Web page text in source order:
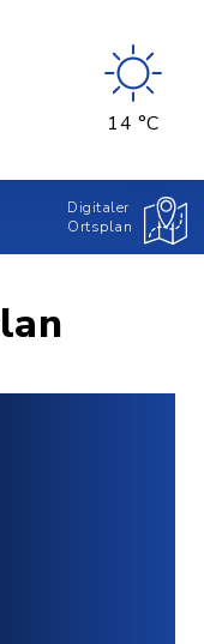
14 °C
Digitaler
Ortsplan